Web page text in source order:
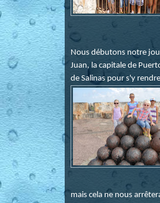
Nous débutons notre
Juan, la capitale de
de Salinas pour s'y
mais cela ne nous